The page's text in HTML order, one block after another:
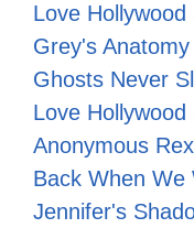
Love Hollywood
Grey's
Ghosts Never
Love Hollywood
Anonymous
Back When
Jennifer's